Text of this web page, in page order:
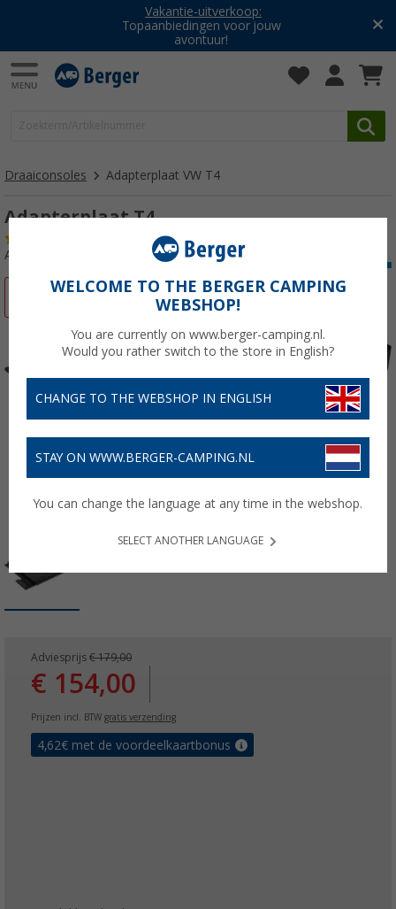
Vakantie-uitverkoop:
Topaanbiedingen voor jouw
avontuur!
Draaiconsoles Adapterplaat VW T4
Adapterplaat T4
Artikelnr: 155480
-13%
Adviesprijs € 179,00
€ 154,00
Prijzen incl. BTW gratis verzending
4,62€ met de voordeelkaartbonus
WELCOME TO THE BERGER CAMPING
WEBSHOP!
You are currently on www.berger-camping.nl.
Would you rather switch to the store in English?
CHANGE TO THE WEBSHOP IN ENGLISH
STAY ON WWW.BERGER-CAMPING.NL
You can change the language at any time in the webshop.
SELECT ANOTHER LANGUAGE